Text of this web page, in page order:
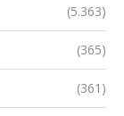
(5.363)
(365)
(361)